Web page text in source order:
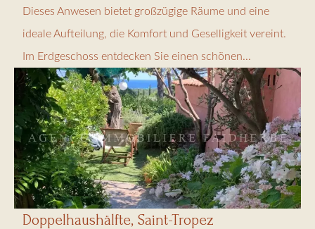
Dieses Anwesen bietet großzügige Räume und eine
ideale Aufteilung, die Komfort und Geselligkeit vereint.
Im Erdgeschoss entdecken Sie einen schönen...
Doppelhaushälfte, Saint-Tropez